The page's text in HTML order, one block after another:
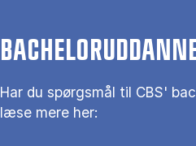
Har du spørgsmål til CBS'
læse mere her: